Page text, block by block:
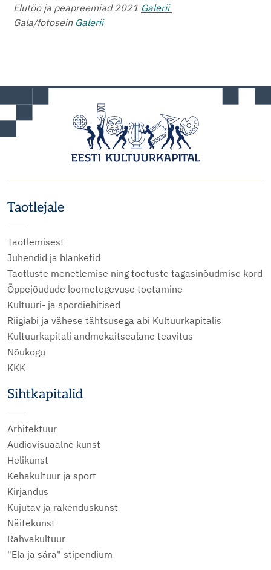
Elutöö ja peapreemiad 2021 Galerii
Gala/fotoseinGalerii
Taotlejale
Taotlemisest
Juhendid ja blanketid
Taotluste menetlemise ning toetuste tagasinõudmise kord
Õppejõudude loometegevuse toetamine
Kultuuri- ja spordiehitised
Riigiabi ja vähese tähtsusega abi Kultuurkapitalis
Kultuurkapitali andmekaitsealane teavitus
Nõukogu
KKK
Sihtkapitalid
Arhitektuur
Audiovisuaalne kunst
Helikunst
Kehakultuur ja sport
Kirjandus
Kujutav ja rakenduskunst
Näitekunst
Rahvakultuur
"Ela ja sära" stipendium